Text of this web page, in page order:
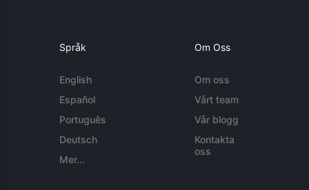
Språk
English
Español
Português
Deutsch
Mer...
Om Oss
Om oss
Vårt team
Vår blogg
Kontakta
oss